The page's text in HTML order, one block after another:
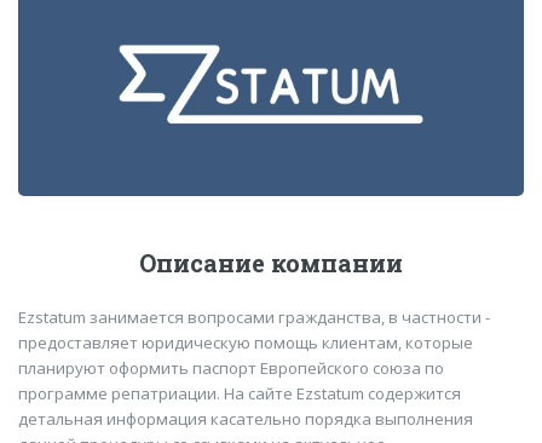
Описание компании
Ezstatum занимается вопросами гражданства, в частности -
предоставляет юридическую помощь клиентам, которые
планируют оформить паспорт Европейского союза по
программе репатриации. На сайте Ezstatum содержится
детальная информация касательно порядка выполнения